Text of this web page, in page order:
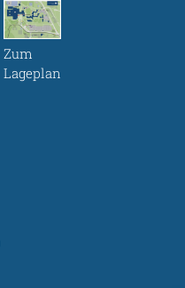
Zum
Lageplan